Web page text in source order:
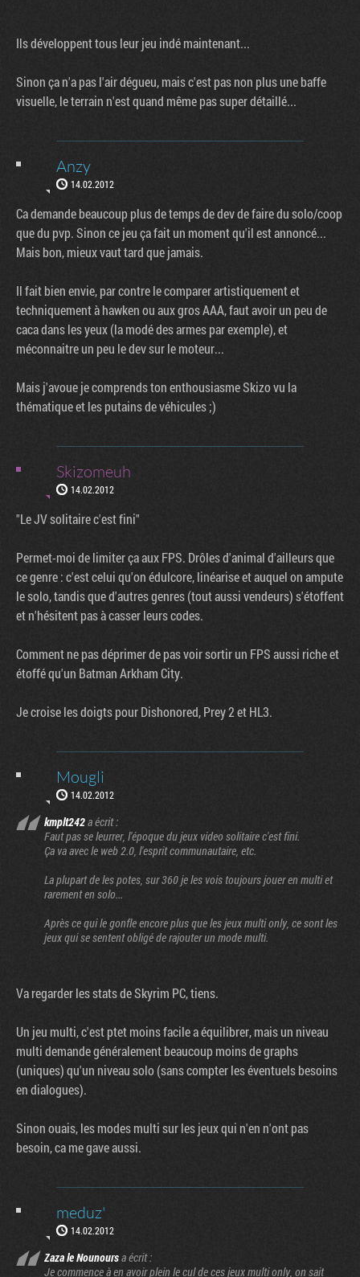
Ils développent tous leur jeu indé maintenant...
Sinon ça n'a pas l'air dégueu, mais c'est pas non plus une baffe
visuelle, le terrain n'est quand même pas super détaillé...
Anzy
14.02.2012
Ca demande beaucoup plus de temps de dev de faire du solo/coop
que du pvp. Sinon ce jeu ça fait un moment qu'il est annoncé...
Mais bon, mieux vaut tard que jamais.
Il fait bien envie, par contre le comparer artistiquement et
techniquement à hawken ou aux gros AAA, faut avoir un peu de
caca dans les yeux (la modé des armes par exemple), et
méconnaitre un peu le dev sur le moteur...
Mais j'avoue je comprends ton enthousiasme Skizo vu la
thématique et les putains de véhicules ;)
Skizomeuh
14.02.2012
"Le JV solitaire c'est fini"
Permet-moi de limiter ça aux FPS. Drôles d'animal d'ailleurs que
ce genre : c'est celui qu'on édulcore, linéarise et auquel on ampute
le solo, tandis que d'autres genres (tout aussi vendeurs) s'étoffent
et n'hésitent pas à casser leurs codes.
Comment ne pas déprimer de pas voir sortir un FPS aussi riche et
étoffé qu'un Batman Arkham City.
Je croise les doigts pour Dishonored, Prey 2 et HL3.
Mougli
14.02.2012
kmplt242a écrit :
Faut pas se leurrer, l'époque du jeux video solitaire c'est fini.
Ça va avec le web 2.0, l'esprit communautaire, etc.
La plupart de les potes, sur 360 je les vois toujours jouer en multi et
rarement en solo...
Après ce qui le gonfle encore plus que les jeux multi only, ce sont les
jeux qui se sentent obligé de rajouter un mode multi.
Va regarder les stats de Skyrim PC, tiens.
Un jeu multi, c'est ptet moins facile a équilibrer, mais un niveau
multi demande généralement beaucoup moins de graphs
(uniques) qu'un niveau solo (sans compter les éventuels besoins
en dialogues).
Sinon ouais, les modes multi sur les jeux qui n'en n'ont pas
besoin, ca me gave aussi.
meduz'
14.02.2012
Zaza le Nounoursa écrit :
Je commence à en avoir plein le cul de ces jeux multi only, on sait